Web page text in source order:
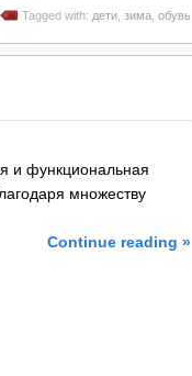
Tagged with: дети зима обувь
и функциональная
множеству
Continue reading »